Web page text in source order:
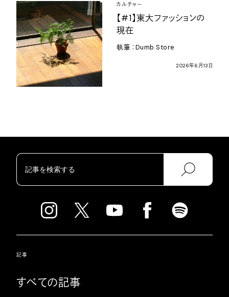
カルチャー
【#1】東大ファッションの
現在
執筆： Dumb Store
2026年6 月 13 日
記事
すべての記事